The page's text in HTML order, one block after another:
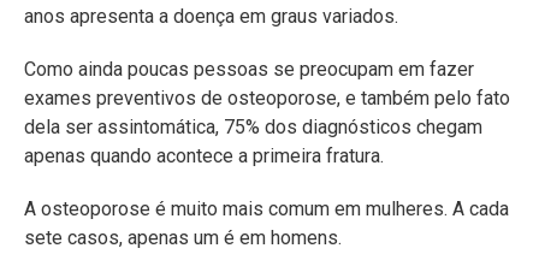
anos apresenta a doença em graus variados.
Como ainda poucas pessoas se preocupam em fazer
exames preventivos de osteoporose, e também pelo fato
dela ser assintomática, 75% dos diagnósticos chegam
apenas quando acontece a primeira fratura.
A osteoporose é muito mais comum em mulheres. A cada
sete casos, apenas um é em homens.